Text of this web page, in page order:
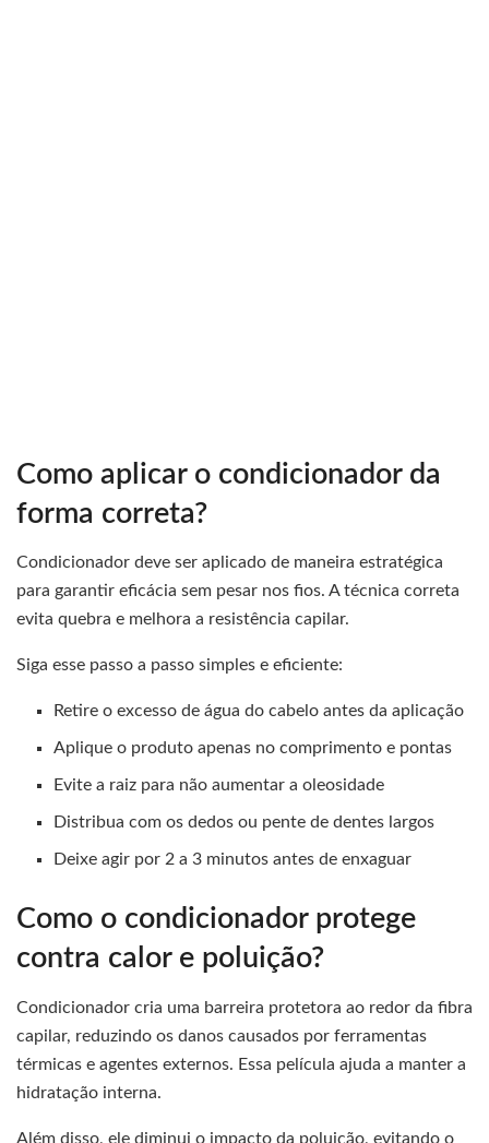
Como aplicar o condicionador da
forma correta?
Condicionador deve ser aplicado de maneira estratégica
para garantir eficácia sem pesar nos fios. A técnica correta
evita quebra e melhora a resistência capilar.
Siga esse passo a passo simples e eficiente:
Retire o excesso de água do cabelo antes da aplicação
Aplique o produto apenas no comprimento e pontas
Evite a raiz para não aumentar a oleosidade
Distribua com os dedos ou pente de dentes largos
Deixe agir por 2 a 3 minutos antes de enxaguar
Como o condicionador protege
contra calor e poluição?
Condicionador cria uma barreira protetora ao redor da fibra
capilar, reduzindo os danos causados por ferramentas
térmicas e agentes externos. Essa película ajuda a manter a
hidratação interna.
Além disso, ele diminui o impacto da poluição, evitando o